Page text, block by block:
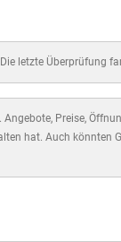
letzte Überprüfung
Preise,
hat. Auch könnten